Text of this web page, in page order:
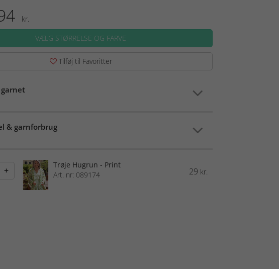
kr.
VÆLG STØRRELSE OG FARVE
Tilføj til Favoritter
& garnforbrug
+
Trøje Hugrun - Print
Art. nr: 089174
29 kr.